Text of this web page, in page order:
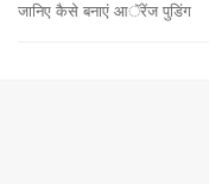
जानिए कैसे बनाएं आॅरेंज पुडिंग